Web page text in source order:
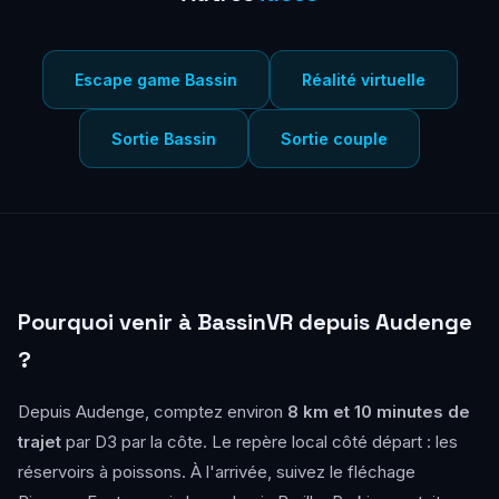
Escape game Bassin Réalité virtuelle
Sortie Bassin Sortie couple
Pourquoi venir à BassinVR depuis Audenge
?
Depuis Audenge, comptez environ 8 km et 10 minutes de
trajet par D3 par la côte. Le repère local côté départ : les
réservoirs à poissons. À l'arrivée, suivez le fléchage